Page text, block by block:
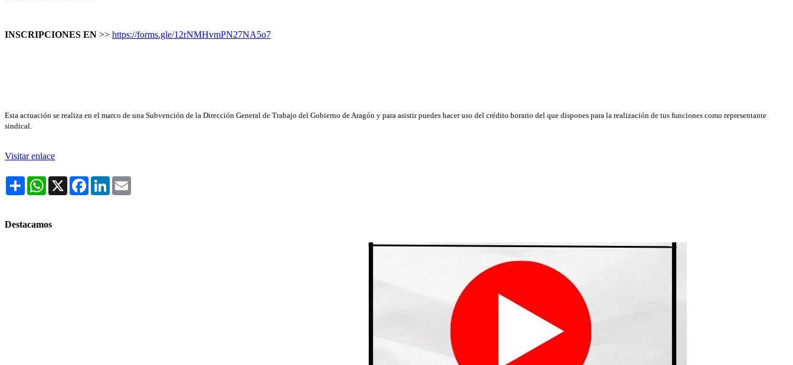
INSCRIPCIONES EN >> https://forms.gle/12rNMHvmPN27NA5o7
Esta actuación se realiza en el marco de una Subvención de la Dirección General de Trabajo del Gobierno de Aragón y para asistir puedes hacer uso del crédito horario del que dispones para la realización de tus funciones como representante
sindical.
Visitar enlace
Share WhatsApp
X FacebookLinkedIn
Destacamos